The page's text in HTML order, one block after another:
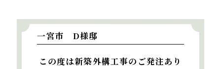
一宮市 D様邸
この度は新築外構工事のご発注あり